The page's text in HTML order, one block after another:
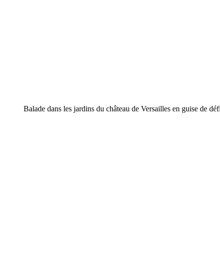
Balade dans les jardins du château de Versailles en guise de